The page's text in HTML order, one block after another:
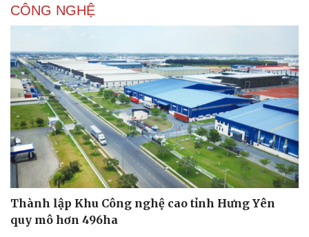
Nhi khoa
Phòng mạch online
Ăn sạch sống khỏe
CÔNG NGHỆ
Thành lập Khu Công nghệ cao tỉnh Hưng Yên
quy mô hơn 496ha